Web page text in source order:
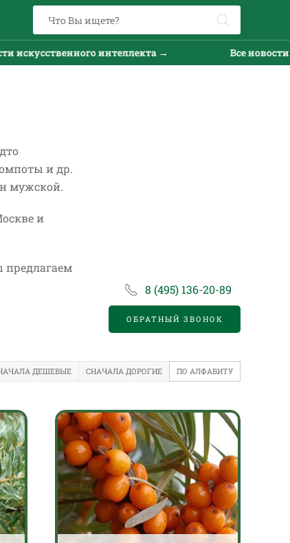
интеллекта → Все новости
8 (495) 136-20-89
ОБРАТНЫЙ ЗВОНОК
и др.
мужской.
и
предлагаем
ДЕШЕВЫЕ СНАЧАЛА ДОРОГИЕ ПО АЛФАВИТУ